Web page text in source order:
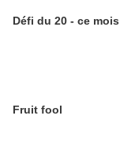
Défi du 20 - ce
Fruit fool